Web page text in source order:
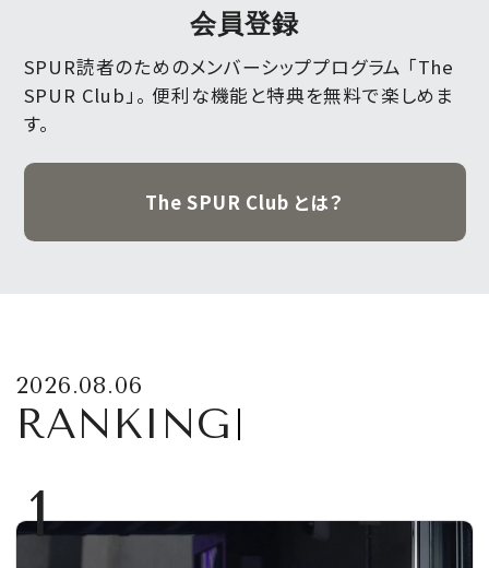
会員登録
SPUR読者のためのメンバーシッププログラム 「The
SPUR Club」。 便利な機能と特典を無料で楽しめま
す。
The SPUR Club とは？
2026.08.06
RANKING
1